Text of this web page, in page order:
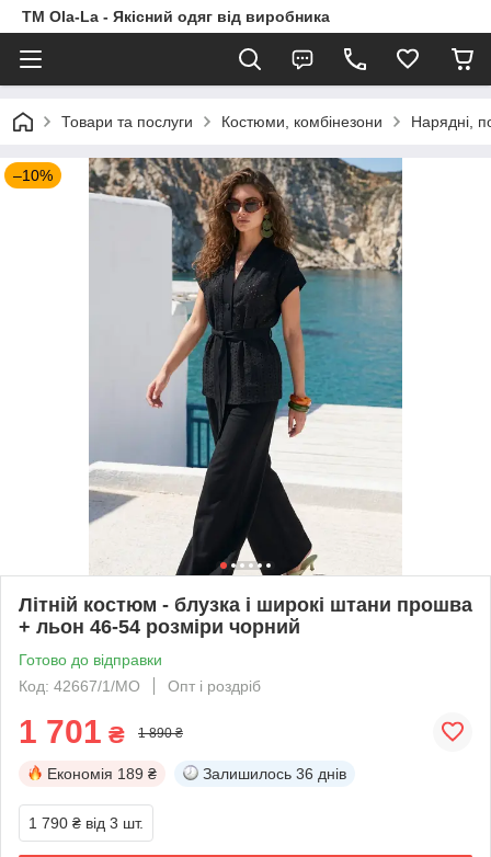
TM Ola-La - Якісний одяг від виробника
Товари та послуги Костюми, комбінезони Нарядні,
–10%
Літній костюм - блузка і широкі штани прошва
+ льон 46-54 розміри чорний
Готово до відправки
Код: 42667/1/МО
Опт і роздріб
1 701 ₴ 1 890 ₴
Економія 189 ₴ Залишилось 36 днів
1 790 ₴ від 3 шт.